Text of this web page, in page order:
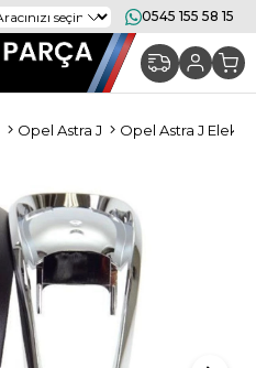
0545 155 58 15
Opel Astra J Opel Astra J